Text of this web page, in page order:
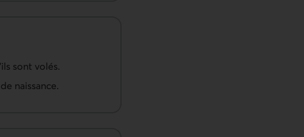
sont volés.
naissance.